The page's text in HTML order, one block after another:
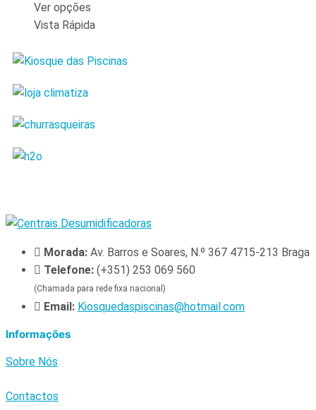
Ver opções
Vista Rápida
Morada: Av. Barros e Soares, N.º 367 4715-213 Braga
Telefone: (+351) 253 069 560
(Chamada para rede fixa nacional)
Email: Kiosquedaspiscinas@hotmail.com
Informações
Sobre Nós
Contactos